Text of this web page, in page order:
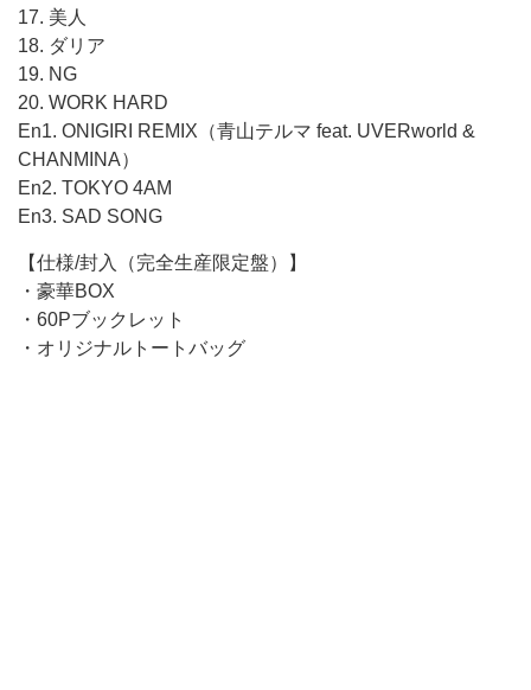
17. 美人
18. ダリア
19. NG
20. WORK HARD
En1. ONIGIRI REMIX（青山テルマ feat. UVERworld &
CHANMINA）
En2. TOKYO 4AM
En3. SAD SONG
【仕様/封入（完全生産限定盤）】
・豪華BOX
・60Pブックレット
・オリジナルトートバッグ